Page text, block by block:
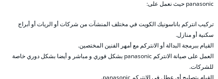
panasonic حيث نعمل على:
تركيب انتركم باناسونيك الكويت في مختلف المنشآت من شركات أو الريات أو أبراج
سكنية أو منازل.
القيام ببرمجة البدالة أو الانتركم مع أمهر الفنين المختصين.
العمل على صيانة الانتركم panasonic بشكل فوري و مباشر و أيضا بشكل دوري خاصة
للشركات.
القيام بتصليح أي عطل في الانتركم panasonic.